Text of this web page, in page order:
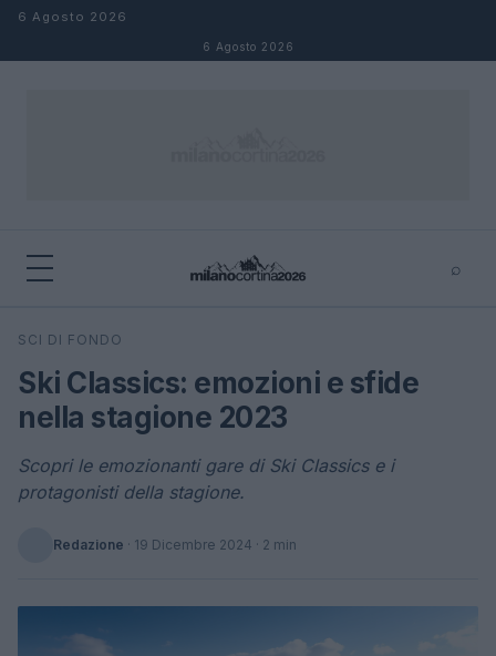
Salta al contenuto
6 Agosto 2026
6 Agosto 2026
⌕
Cerca
SCI DI FONDO
Ski Classics: emozioni e sfide
nella stagione 2023
Scopri le emozionanti gare di Ski Classics e i
protagonisti della stagione.
Redazione · 19 Dicembre 2024 · 2 min